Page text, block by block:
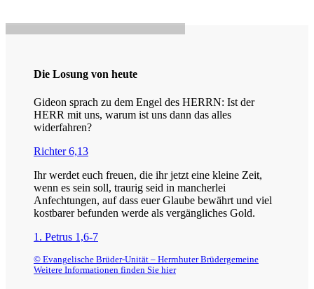
Die Losung von heute
Gideon sprach zu dem Engel des HERRN: Ist der
HERR mit uns, warum ist uns dann das alles
widerfahren?
Richter 6,13
Ihr werdet euch freuen, die ihr jetzt eine kleine Zeit,
wenn es sein soll, traurig seid in mancherlei
Anfechtungen, auf dass euer Glaube bewährt und viel
kostbarer befunden werde als vergängliches Gold.
1. Petrus 1,6-7
© Evangelische Brüder-Unität – Herrnhuter Brüdergemeine
Weitere Informationen finden Sie hier